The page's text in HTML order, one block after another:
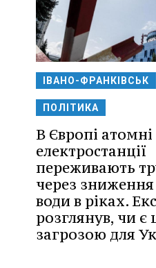
ІВАНО-ФРАНКІВСЬК
ПОЛІТИКА
В Європі атомні
електростанції
переживають
через зниження
води в ріках.
розглянув, чи є
загрозою для